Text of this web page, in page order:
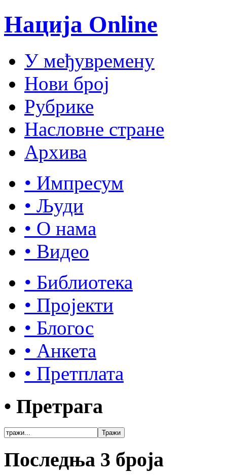
Нација Online
У међувремену
Нови број
Рубрике
Насловне стране
Архива
• Импресум
• Људи
• О нама
• Видео
• Библиотека
• Пројекти
• Блогос
• Анкета
• Претплата
• Претрага
Последња 3 броја